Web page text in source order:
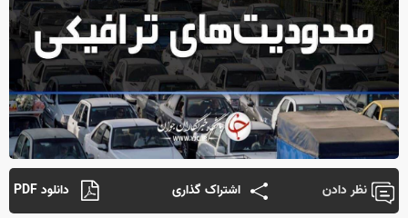
نظر دادن اشتراک گذاری دانلود PDF